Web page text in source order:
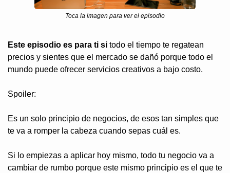
Toca la imagen para ver el episodio
Este episodio es para ti si todo el tiempo te regatean
precios y sientes que el mercado se dañó porque todo el
mundo puede ofrecer servicios creativos a bajo costo.
Spoiler:
Es un solo principio de negocios, de esos tan simples que
te va a romper la cabeza cuando sepas cuál es.
Si lo empiezas a aplicar hoy mismo, todo tu negocio va a
cambiar de rumbo porque este mismo principio es el que te